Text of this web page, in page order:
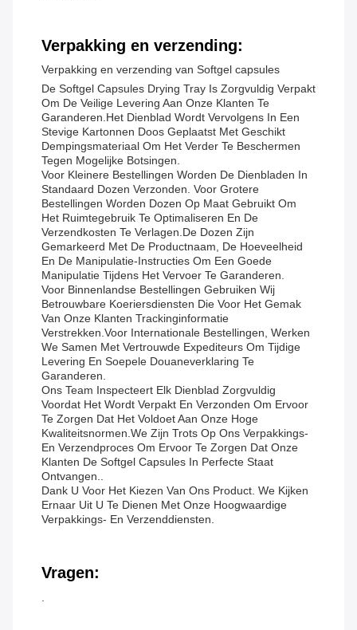
Verpakking en verzending:
Verpakking en verzending van Softgel capsules
De Softgel Capsules Drying Tray Is Zorgvuldig Verpakt
Om De Veilige Levering Aan Onze Klanten Te
Garanderen.Het Dienblad Wordt Vervolgens In Een
Stevige Kartonnen Doos Geplaatst Met Geschikt
Dempingsmateriaal Om Het Verder Te Beschermen
Tegen Mogelijke Botsingen.
Voor Kleinere Bestellingen Worden De Dienbladen In
Standaard Dozen Verzonden. Voor Grotere
Bestellingen Worden Dozen Op Maat Gebruikt Om
Het Ruimtegebruik Te Optimaliseren En De
Verzendkosten Te Verlagen.De Dozen Zijn
Gemarkeerd Met De Productnaam, De Hoeveelheid
En De Manipulatie-Instructies Om Een Goede
Manipulatie Tijdens Het Vervoer Te Garanderen.
Voor Binnenlandse Bestellingen Gebruiken Wij
Betrouwbare Koeriersdiensten Die Voor Het Gemak
Van Onze Klanten Trackinginformatie
Verstrekken.Voor Internationale Bestellingen, Werken
We Samen Met Vertrouwde Expediteurs Om Tijdige
Levering En Soepele Douaneverklaring Te
Garanderen.
Ons Team Inspecteert Elk Dienblad Zorgvuldig
Voordat Het Wordt Verpakt En Verzonden Om Ervoor
Te Zorgen Dat Het Voldoet Aan Onze Hoge
Kwaliteitsnormen.We Zijn Trots Op Ons Verpakkings-
En Verzendproces Om Ervoor Te Zorgen Dat Onze
Klanten De Softgel Capsules In Perfecte Staat
Ontvangen..
Dank U Voor Het Kiezen Van Ons Product. We Kijken
Ernaar Uit U Te Dienen Met Onze Hoogwaardige
Verpakkings- En Verzenddiensten.
Vragen:
.